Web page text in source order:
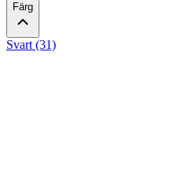
Färg
Svart (31)